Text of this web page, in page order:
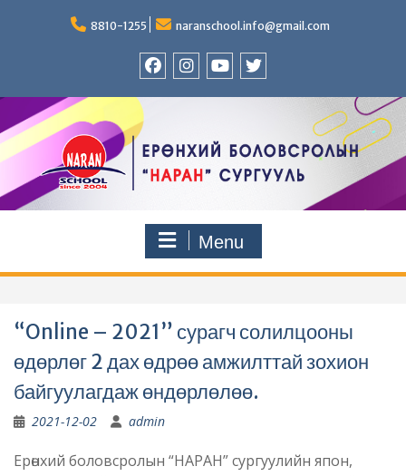
8810-1255 naranschool.info@gmail.com
Menu
“Online – 2021” сурагч солилцооны
өдөрлөг 2 дах өдрөө амжилттай зохион
байгуулагдаж өндөрлөлөө.
2021-12-02 admin
Ерөнхий боловсролын “НАРАН” сургуулийн япон,